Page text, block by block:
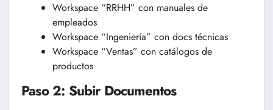
Workspace “RRHH” con manuales de
empleados
Workspace “Ingeniería” con docs técnicas
Workspace “Ventas” con catálogos de
productos
Paso 2: Subir Documentos